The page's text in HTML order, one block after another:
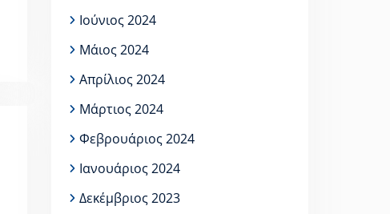
Ιούνιος 2024
Μάιος 2024
Απρίλιος 2024
Μάρτιος 2024
Φεβρουάριος 2024
Ιανουάριος 2024
Δεκέμβριος 2023